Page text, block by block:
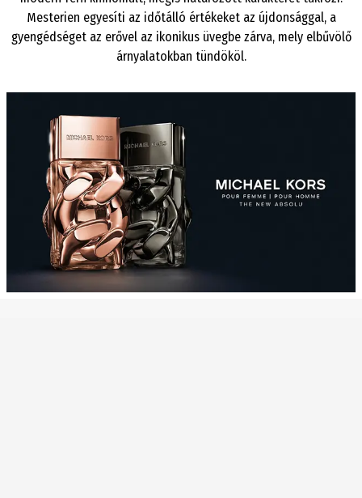
Mesterien egyesíti az időtálló értékeket az újdonsággal, a
gyengédséget az erővel az ikonikus üvegbe zárva, mely elbűvölő
árnyalatokban tündököl.